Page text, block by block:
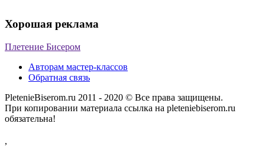
Хорошая реклама
Плетение Бисером
Авторам мастер-классов
Обратная связь
PletenieBiserom.ru 2011 - 2020 © Все права защищены.
При копировании материала ссылка на pleteniebiserom.ru
обязательна!
,